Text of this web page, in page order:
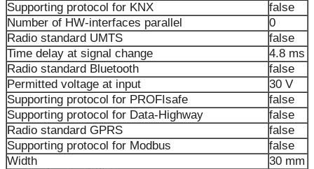
Supporting protocol for KNX
false
Number of HW-interfaces parallel
0
Radio standard UMTS
false
Time delay at signal change
4.8 ms
Radio standard Bluetooth
false
Permitted voltage at input
30 V
Supporting protocol for PROFIsafe
false
Supporting protocol for Data-Highway
false
Radio standard GPRS
false
Supporting protocol for Modbus
false
Width
30 mm